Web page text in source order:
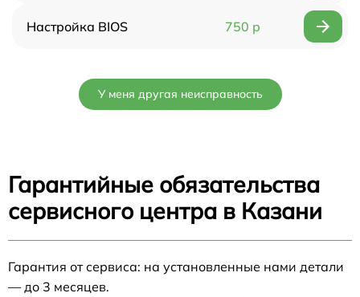
Настройка BIOS 750 р
У меня другая неисправность
Гарантийные обязательства
сервисного центра в Казани
Гарантия от сервиса: на установленные нами детали
— до 3 месяцев.